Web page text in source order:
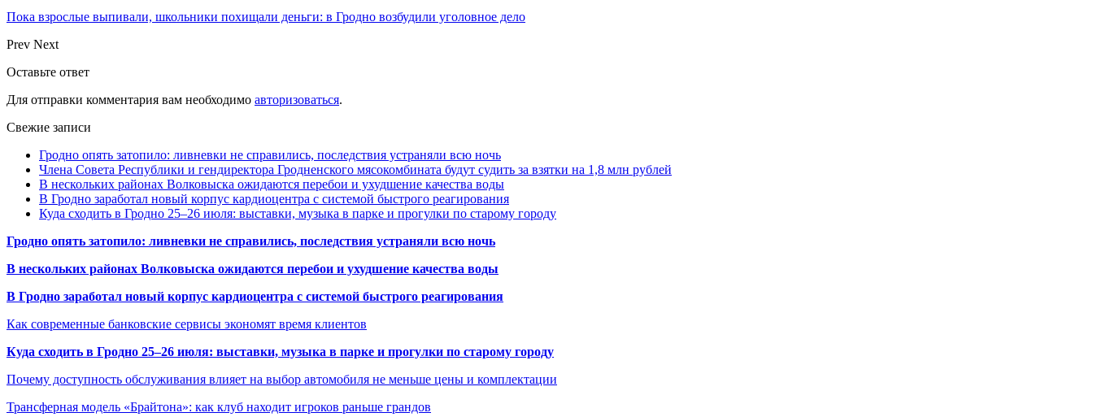
Пока взрослые выпивали, школьники похищали деньги: в Гродно возбудили уголовное дело
Prev Next
Оставьте ответ
Для отправки комментария вам необходимо авторизоваться.
Свежие записи
Гродно опять затопило: ливневки не справились, последствия устраняли всю ночь
Члена Совета Республики и гендиректора Гродненского мясокомбината будут судить за взятки на 1,8 млн рублей
В нескольких районах Волковыска ожидаются перебои и ухудшение качества воды
В Гродно заработал новый корпус кардиоцентра с системой быстрого реагирования
Куда сходить в Гродно 25–26 июля: выставки, музыка в парке и прогулки по старому городу
Гродно опять затопило: ливневки не справились, последствия устраняли всю ночь
В нескольких районах Волковыска ожидаются перебои и ухудшение качества воды
В Гродно заработал новый корпус кардиоцентра с системой быстрого реагирования
Как современные банковские сервисы экономят время клиентов
Куда сходить в Гродно 25–26 июля: выставки, музыка в парке и прогулки по старому городу
Почему доступность обслуживания влияет на выбор автомобиля не меньше цены и комплектации
Трансферная модель «Брайтона»: как клуб находит игроков раньше грандов